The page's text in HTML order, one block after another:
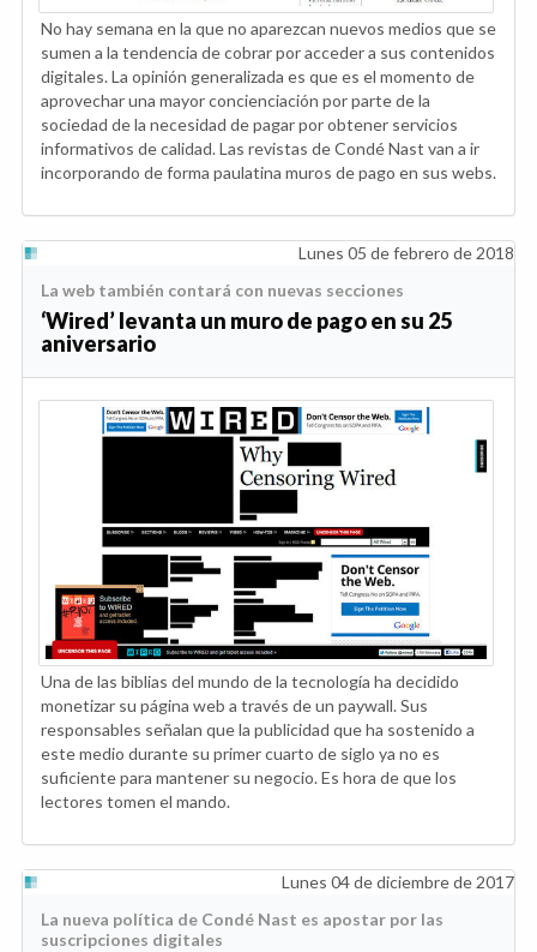
No hay semana en la que no aparezcan nuevos medios que se
sumen a la tendencia de cobrar por acceder a sus contenidos
digitales. La opinión generalizada es que es el momento de
aprovechar una mayor concienciación por parte de la
sociedad de la necesidad de pagar por obtener servicios
informativos de calidad. Las revistas de Condé Nast van a ir
incorporando de forma paulatina muros de pago en sus webs.
Lunes 05 de febrero de 2018
La web también contará con nuevas secciones
‘Wired’ levanta un muro de pago en su 25
aniversario
Una de las biblias del mundo de la tecnología ha decidido
monetizar su página web a través de un paywall. Sus
responsables señalan que la publicidad que ha sostenido a
este medio durante su primer cuarto de siglo ya no es
suficiente para mantener su negocio. Es hora de que los
lectores tomen el mando.
Lunes 04 de diciembre de 2017
La nueva política de Condé Nast es apostar por las
suscripciones digitales